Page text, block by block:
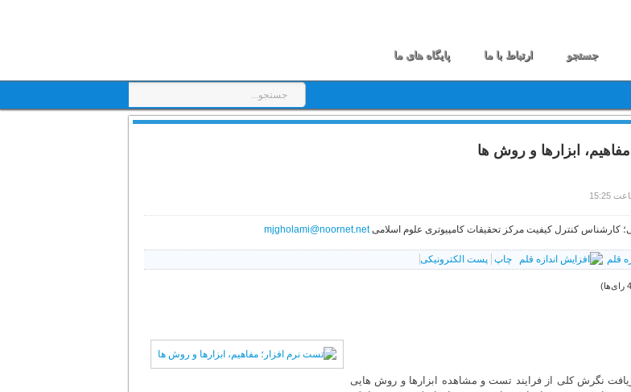
جستجو ارتباط با ما پایگاه های ما
ابزارها و روش ها
کارشناس کنترل کیفیت مرکز تحقیقات کامپیوتری علوم اسلامیmjgholami@noornet.net
چاپ پست الکترونیکی
نگرش کلی از فرایند تست و مشاهده ابزارها و روش هایی